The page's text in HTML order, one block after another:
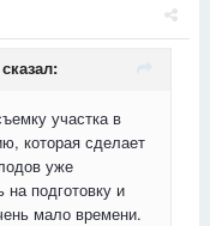
сказал:
участка в
которая сделает
уже
на подготовку и
мало времени.